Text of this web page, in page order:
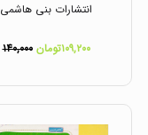
انتشارات بنی هاشمی
۱۰۹,۲۰۰تومان ۱۴۰,۰۰۰